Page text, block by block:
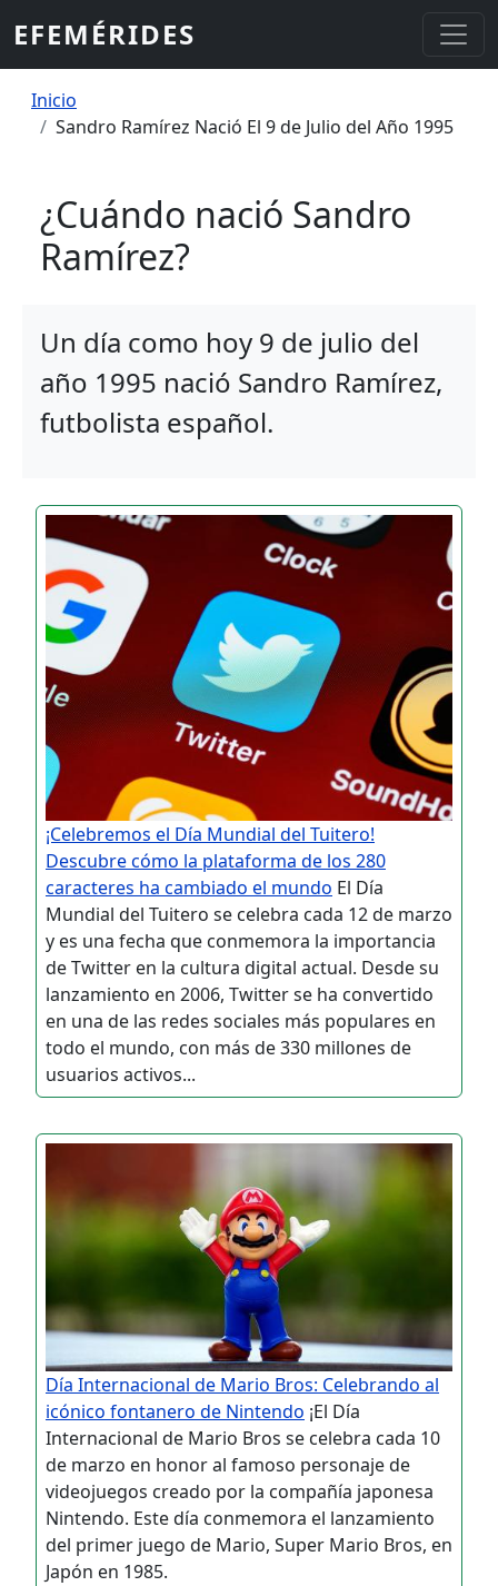
EFEMÉRIDES
Sobrescribir enlaces de ayuda a la
Inicio
Sandro Ramírez Nació El 9 de Julio del Año 1995
¿Cuándo nació Sandro
Ramírez?
Un día como hoy 9 de julio del
año 1995 nació Sandro Ramírez,
futbolista español.
¡Celebremos el Día Mundial del Tuitero!
Descubre cómo la plataforma de los 280
caracteres ha cambiado el mundo El Día
Mundial del Tuitero se celebra cada 12 de marzo
y es una fecha que conmemora la importancia
de Twitter en la cultura digital actual. Desde su
lanzamiento en 2006, Twitter se ha convertido
en una de las redes sociales más populares en
todo el mundo, con más de 330 millones de
usuarios activos...
Día Internacional de Mario Bros: Celebrando al
icónico fontanero de Nintendo ¡El Día
Internacional de Mario Bros se celebra cada 10
de marzo en honor al famoso personaje de
videojuegos creado por la compañía japonesa
Nintendo. Este día conmemora el lanzamiento
del primer juego de Mario, Super Mario Bros, en
Japón en 1985.